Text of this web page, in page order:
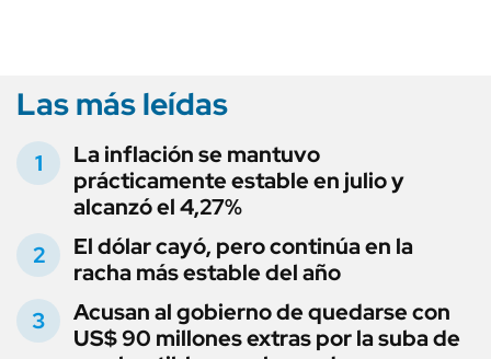
Las más leídas
La inflación se mantuvo
prácticamente estable en julio y
alcanzó el 4,27%
El dólar cayó, pero continúa en la
racha más estable del año
Acusan al gobierno de quedarse con
US$ 90 millones extras por la suba de